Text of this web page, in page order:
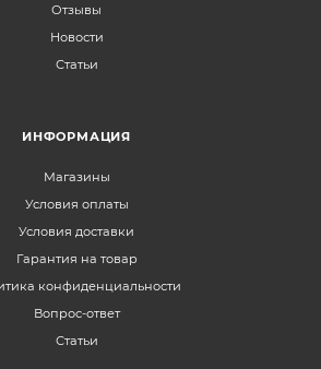
Отзывы
Новости
Статьи
ИНФОРМАЦИЯ
Магазины
Условия оплаты
Условия доставки
Гарантия на товар
конфиденциальности
Вопрос-ответ
Статьи